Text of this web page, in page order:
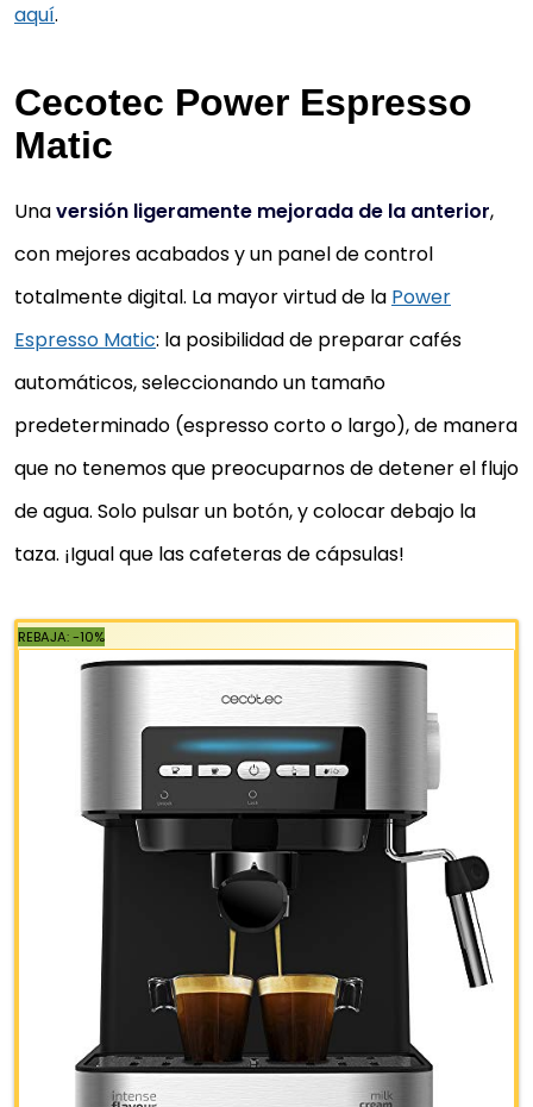
CAFETERA CECOTEC POWER ESPRESSO
DE 20 BARES
Cafetera express para café espresso y
prepara todo tipo de cafés con solo pulsar un
incluye brazo con doble salida y...
Bomba de presión de 20 bares y 850 W de
consigue la mejor crema y el máximo aroma y
Incluye vaporizador orientable con protección para
infusiones, calentar líquidos y...
café y depósito de agua extraíble con capacidad
1,5 litros y bandeja de goteo...
Cafetera apta para uso con café molido con
de seguridad que libera automáticamente la
−8% 59,90 €
Comprar YA
aquí.
Cecotec Power Espresso
Matic
Unaversión ligeramente mejorada de la anterior,
con mejores acabados y un panel de control
totalmente digital. La mayor virtud de la Power
Espresso Matic: la posibilidad de preparar cafés
automáticos, seleccionando un tamaño
predeterminado (espresso corto o largo), de manera
que no tenemos que preocuparnos de detener el flujo
de agua. Solo pulsar un botón, y colocar debajo la
taza. ¡Igual que las cafeteras de cápsulas!